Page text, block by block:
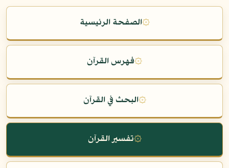
۞الصفحة الرئيسية
۞فهرس القرآن
۞البحث في القرآن
۞تفسير القرآن